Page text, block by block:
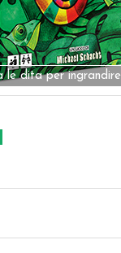
le dita per ingrandire